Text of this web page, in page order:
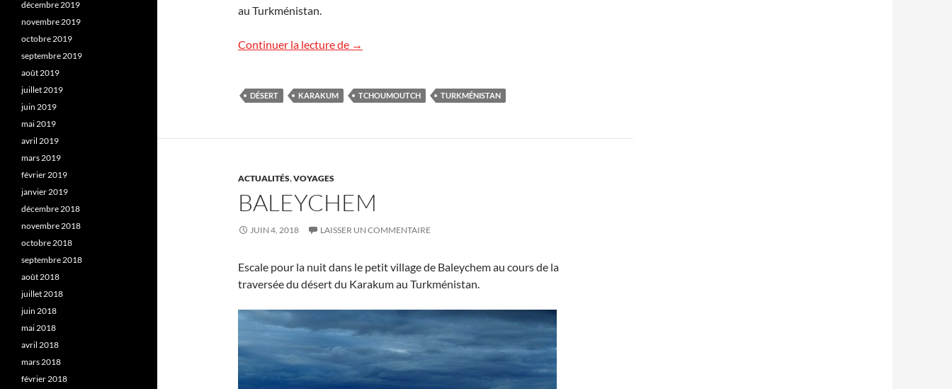
au Turkménistan.
Continuer la lecture de Tchoumoutch
→
DÉSERT KARAKUM TCHOUMOUTCH TURKMÉNISTAN
ACTUALITÉS,VOYAGES
BALEYCHEM
JUIN 4, 2018 LAISSER UN COMMENTAIRE
Escale pour la nuit dans le petit village de Baleychem au cours de la
traversée du désert du Karakum au Turkménistan.
décembre 2019
novembre 2019
octobre 2019
septembre 2019
août 2019
juillet 2019
juin 2019
mai 2019
avril 2019
mars 2019
février 2019
janvier 2019
décembre 2018
novembre 2018
octobre 2018
septembre 2018
août 2018
juillet 2018
juin 2018
mai 2018
avril 2018
mars 2018
février 2018